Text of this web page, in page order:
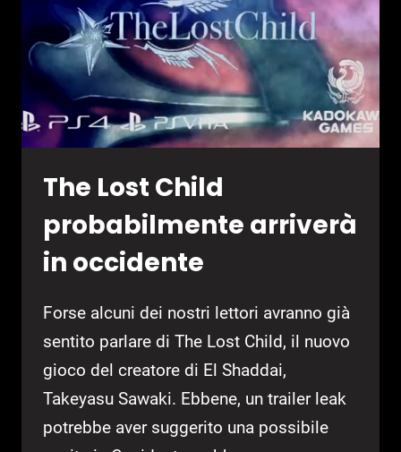
The Lost Child
probabilmente arriverà
in occidente
Forse alcuni dei nostri lettori avranno già
sentito parlare di The Lost Child, il nuovo
gioco del creatore di El Shaddai,
Takeyasu Sawaki. Ebbene, un trailer leak
potrebbe aver suggerito una possibile